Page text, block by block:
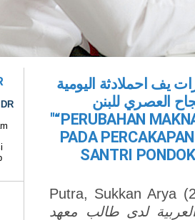
يف احملادثة اليومية
العصري للبنن
"“PERUBAHAN
PADA
SANTRI
Putra, Sukkan Arya
العربية لدى طالب معهد